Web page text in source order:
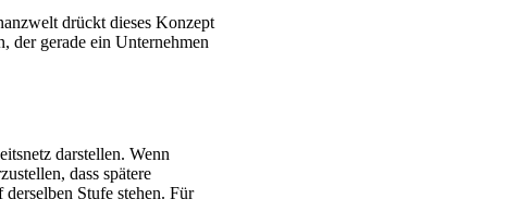
drückt dieses Konzept
der gerade ein Unternehmen
darstellen. Wenn
dass spätere
Stufe stehen. Für